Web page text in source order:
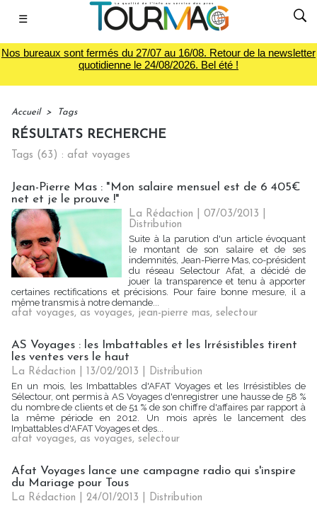
☰
Nos bureaux sont fermés du 27/07 au 16/08. Retour de la newsletter
quotidienne le 24/08/2026. Bel été !
Accueil > Tags
RÉSULTATS RECHERCHE
Tags (63) : afat voyages
Jean-Pierre Mas : "Mon salaire mensuel est de 6 405€
net et je le prouve !"
La Rédaction | 07/03/2013
Distribution
Suite à la parution d'un article évoquant
le montant de son salaire et de ses
indemnités, Jean-Pierre Mas, co-président
du réseau Selectour Afat, a décidé de
jouer la transparence et tenu à apporter
certaines rectifications et précisions. Pour faire bonne mesure, il a
même transmis à notre demande...
afat voyages, as voyages, jean-pierre mas, selectour
AS Voyages : les Imbattables et les Irrésistibles tirent
les ventes vers le haut
La Rédaction | 13/02/2013
Distribution
En un mois, les Imbattables d'AFAT Voyages et les Irrésistibles de
Sélectour, ont permis à AS Voyages d'enregistrer une hausse de 58 %
du nombre de clients et de 51 % de son chiffre d'affaires par rapport à
la même période en 2012. Un mois après le lancement des
Imbattables d'AFAT Voyages et des...
afat voyages, as voyages, selectour
Afat Voyages lance une campagne radio qui s'inspire
du Mariage pour Tous
La Rédaction | 24/01/2013
Distribution